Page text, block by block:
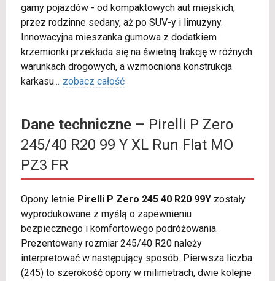
gamy pojazdów - od kompaktowych aut miejskich,
przez rodzinne sedany, aż po SUV-y i limuzyny.
Innowacyjna mieszanka gumowa z dodatkiem
krzemionki przekłada się na świetną trakcję w różnych
warunkach drogowych, a wzmocniona konstrukcja
karkasu... zobacz całość
Dane techniczne– Pirelli P Zero
245/40 R20 99 Y XL Run Flat MO
PZ3 FR
Opony letnie Pirelli P Zero 245 40 R20 99Yzostały
wyprodukowane z myślą o zapewnieniu
bezpiecznego i komfortowego podróżowania.
Prezentowany rozmiar 245/40 R20 należy
interpretować w następujący sposób. Pierwsza liczba
(245) to szerokość opony w milimetrach, dwie kolejne